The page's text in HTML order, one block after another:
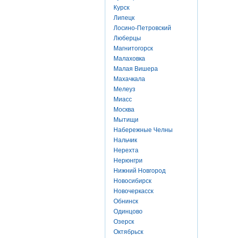
Курск
Липецк
Лосино-Петровский
Люберцы
Магнитогорск
Малаховка
Малая Вишера
Махачкала
Мелеуз
Миасс
Москва
Мытищи
Набережные Челны
Нальчик
Нерехта
Нерюнгри
Нижний Новгород
Новосибирск
Новочеркасск
Обнинск
Одинцово
Озерск
Октябрьск